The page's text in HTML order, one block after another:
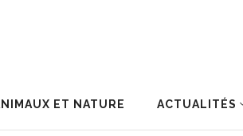
ET NATURE ACTUALITÉS